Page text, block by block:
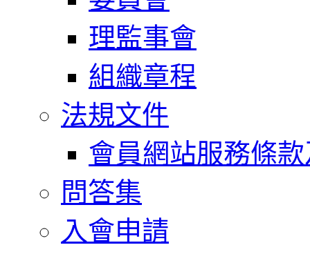
理監事會
組織章程
法規文件
會員網站服務條
問答集
入會申請